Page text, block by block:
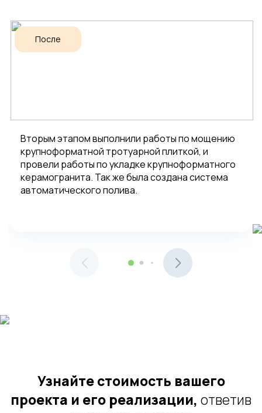
После
Вторым этапом выполнили работы по мощению
крупноформатной тротуарной плиткой, и
провели работы по укладке крупноформатного
керамогранита. Так же была создана система
автоматического полива.
Узнайте стоимость вашего
проекта и его реализации, ответив